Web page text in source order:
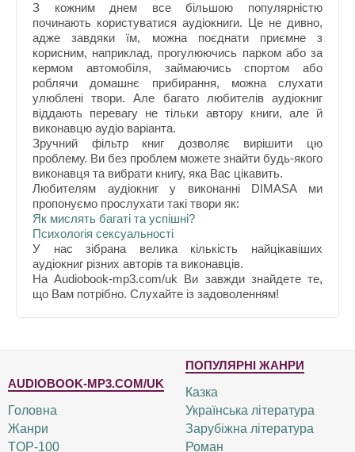
З кожним днем все більшою популярністю
починають користуватися аудіокниги. Це не дивно,
адже завдяки їм, можна поєднати приємне з
корисним, наприклад, прогулюючись парком або за
кермом автомобіля, займаючись спортом або
роблячи домашнє прибирання, можна слухати
улюблені твори. Але багато любителів аудіокниг
віддають перевагу не тільки автору книги, але й
виконавцю аудіо варіанта.
Зручний фільтр книг дозволяє вирішити цю
проблему. Ви без проблем можете знайти будь-якого
виконавця та вибрати книгу, яка Вас цікавить.
Любителям аудіокниг у виконанні DIMASA ми
пропонуємо прослухати такі твори як:
Як мислять багаті та успішні?
Психологія сексуальності
У нас зібрана велика кількість найцікавіших
аудіокниг різних авторів та виконавців.
На Audiobook-mp3.com/uk Ви завжди знайдете те,
що Вам потрібно. Слухайте із задоволенням!
AUDIOBOOK-MP3.COM/UK
Головна
Жанри
TOP-100
ПОПУЛЯРНІ ЖАНРИ
Казка
Українська література
Зарубіжна література
Роман